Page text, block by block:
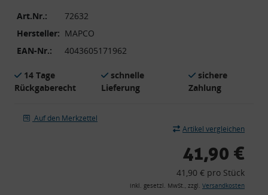
Art.Nr.:
72632
Hersteller: MAPCO
EAN-Nr.:
4043605171962
14 Tage
Rückgaberecht
schnelle
Lieferung
sichere
Zahlung
Auf den Merkzettel
Artikel vergleichen
41,90 €
41,90 € pro Stück
inkl. gesetzl. MwSt., zzgl. Versandkosten